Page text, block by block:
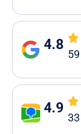
4.8
59
4.9
33